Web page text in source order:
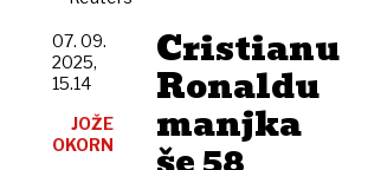
Cristianu
Ronaldu
manjka
07. 09.
2025,
15.14
JOŽE
OKORN